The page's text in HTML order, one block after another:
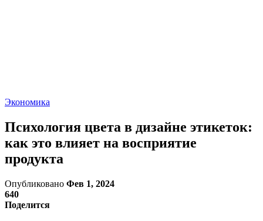
Экономика
Психология цвета в дизайне этикеток:
как это влияет на восприятие
продукта
Опубликовано Фев 1, 2024
640
Поделится